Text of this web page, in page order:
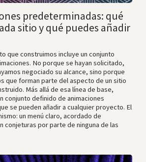
predeterminadas: qué
sitio y qué puedes añadir
que construimos incluye un conjunto
No porque se hayan solicitado,
negociado su alcance, sino porque
que forman parte del aspecto de un sitio
Más allá de esa línea de base,
conjunto definido de animaciones
se pueden añadir a cualquier proyecto. El
un menú claro, acordado de
conjeturas por parte de ninguna de las